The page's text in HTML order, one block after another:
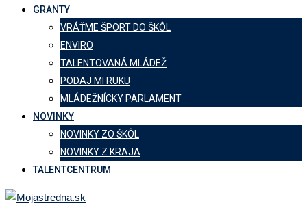
GRANTY
VRÁŤME ŠPORT DO ŠKÔL
ENVIRO
TALENTOVANÁ MLÁDEŽ
PODAJ MI RUKU
MLÁDEŽNÍCKY PARLAMENT
NOVINKY
NOVINKY ZO ŠKÔL
NOVINKY Z KRAJA
TALENTCENTRUM